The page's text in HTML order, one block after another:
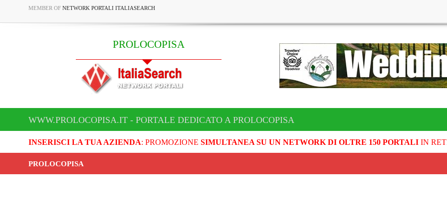
MEMBER OF NETWORK PORTALI ITALIASEARCH
PROLOCOPISA
WWW.PROLOCOPISA.IT - PORTALE DEDICATO A PROLOCOPISA
INSERISCI LA TUA AZIENDA: PROMOZIONE SIMULTANEA SU UN NETWORK DI OLTRE 150 PORTALIIN
PROLOCOPISA